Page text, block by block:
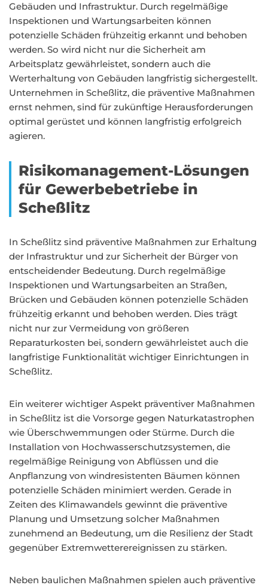
Gebäuden und Infrastruktur. Durch regelmäßige
Inspektionen und Wartungsarbeiten können
potenzielle Schäden frühzeitig erkannt und behoben
werden. So wird nicht nur die Sicherheit am
Arbeitsplatz gewährleistet, sondern auch die
Werterhaltung von Gebäuden langfristig sichergestellt.
Unternehmen in Scheßlitz, die präventive Maßnahmen
ernst nehmen, sind für zukünftige Herausforderungen
optimal gerüstet und können langfristig erfolgreich
agieren.
Risikomanagement-Lösungen
für Gewerbebetriebe in
Scheßlitz
In Scheßlitz sind präventive Maßnahmen zur Erhaltung
der Infrastruktur und zur Sicherheit der Bürger von
entscheidender Bedeutung. Durch regelmäßige
Inspektionen und Wartungsarbeiten an Straßen,
Brücken und Gebäuden können potenzielle Schäden
frühzeitig erkannt und behoben werden. Dies trägt
nicht nur zur Vermeidung von größeren
Reparaturkosten bei, sondern gewährleistet auch die
langfristige Funktionalität wichtiger Einrichtungen in
Scheßlitz.
Ein weiterer wichtiger Aspekt präventiver Maßnahmen
in Scheßlitz ist die Vorsorge gegen Naturkatastrophen
wie Überschwemmungen oder Stürme. Durch die
Installation von Hochwasserschutzsystemen, die
regelmäßige Reinigung von Abflüssen und die
Anpflanzung von windresistenten Bäumen können
potenzielle Schäden minimiert werden. Gerade in
Zeiten des Klimawandels gewinnt die präventive
Planung und Umsetzung solcher Maßnahmen
zunehmend an Bedeutung, um die Resilienz der Stadt
gegenüber Extremwetterereignissen zu stärken.
Neben baulichen Maßnahmen spielen auch präventive